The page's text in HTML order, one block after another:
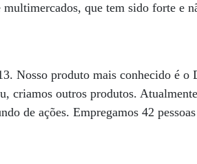
que tem sido forte e
Nosso produto mais conhecido é o
criamos outros produtos.
de ações. Empregamos 42